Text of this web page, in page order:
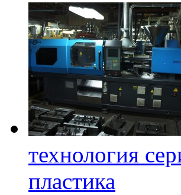
технология
пластика